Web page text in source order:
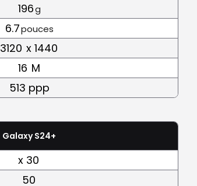
196g
6.7pouces
3120 x 1440
16 M
513 ppp
Galaxy S24+
x 30
50